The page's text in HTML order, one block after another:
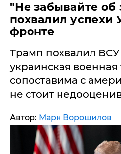
"Не забывайте
похвалил успехи
фронте
Трамп похвалил ВСУ
украинская военная
сопоставима с
не стоит
Автор: Марк Ворошилов